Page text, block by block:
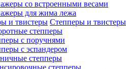
со встроенными весами
для жима лежа
Степперы и твистеры
степперы
с поручнями
с эспандером
степперы
степперы